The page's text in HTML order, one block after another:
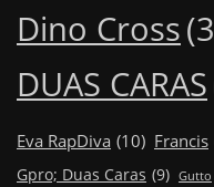
Dino Cross
DUAS CARAS
Eva RapDiva (10) Francis
Gpro; Duas Caras (9) Gutto